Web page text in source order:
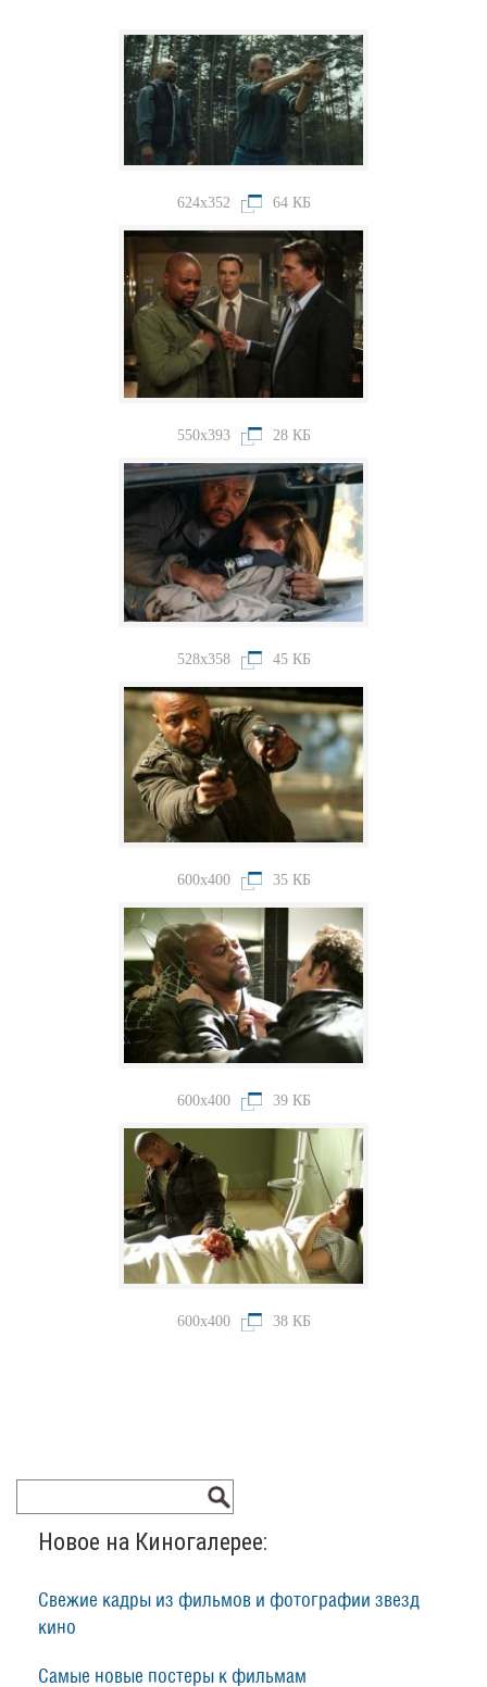
624x352 64 КБ
550x393 28 КБ
528x358 45 КБ
600x400 35 КБ
600x400 39 КБ
600x400 38 КБ
Новое на Киногалерее:
Свежие кадры из фильмов и фотографии звезд
кино
Самые новые постеры к фильмам